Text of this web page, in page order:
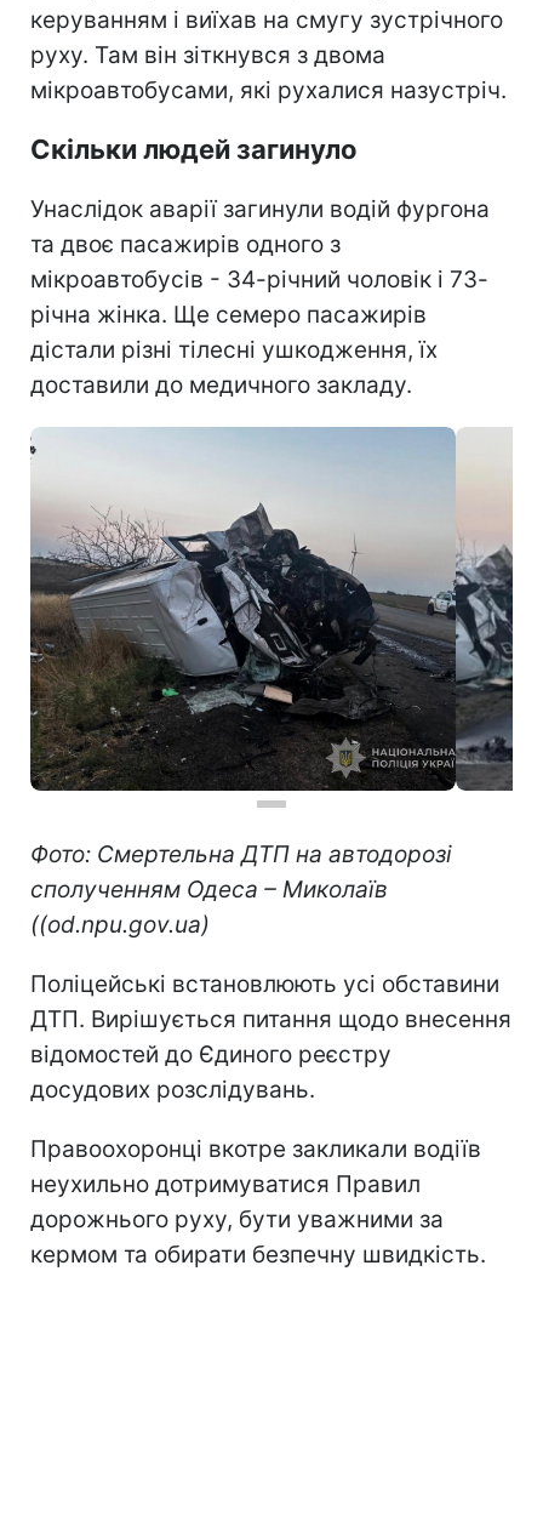
керуванням і виїхав на смугу зустрічного
руху. Там він зіткнувся з двома
мікроавтобусами, які рухалися назустріч.
Скільки людей загинуло
Унаслідок аварії загинули водій фургона
та двоє пасажирів одного з
мікроавтобусів - 34-річний чоловік і 73-
річна жінка. Ще семеро пасажирів
дістали різні тілесні ушкодження, їх
доставили до медичного закладу.
Фото: Смертельна ДТП на автодорозі
сполученням Одеса – Миколаїв
((od.npu.gov.ua)
Поліцейські встановлюють усі обставини
ДТП. Вирішується питання щодо внесення
відомостей до Єдиного реєстру
досудових розслідувань.
Правоохоронці вкотре закликали водіїв
неухильно дотримуватися Правил
дорожнього руху, бути уважними за
кермом та обирати безпечну швидкість.